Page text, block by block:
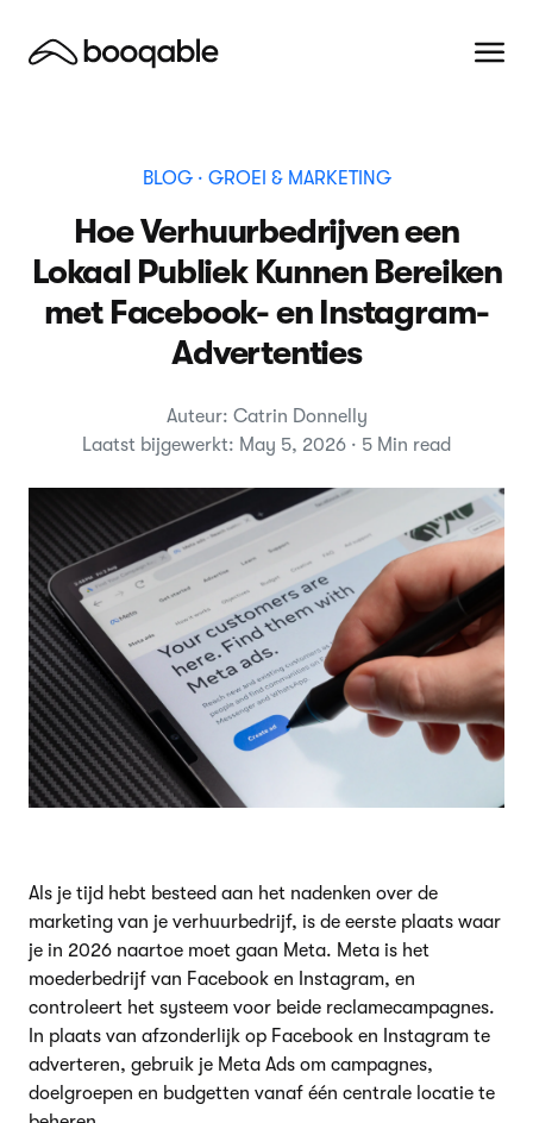
BLOG· GROEI & MARKETING
Hoe Verhuurbedrijven een
Lokaal Publiek Kunnen Bereiken
met Facebook- en Instagram-
Advertenties
Auteur: Catrin Donnelly
Laatst bijgewerkt: May 5, 2026 · 5 Min read
Als je tijd hebt besteed aan het nadenken over de
marketing van je verhuurbedrijf, is de eerste plaats waar
je in 2026 naartoe moet gaan Meta. Meta is het
moederbedrijf van Facebook en Instagram, en
controleert het systeem voor beide reclamecampagnes.
In plaats van afzonderlijk op Facebook en Instagram te
adverteren, gebruik je Meta Ads om campagnes,
doelgroepen en budgetten vanaf één centrale locatie te